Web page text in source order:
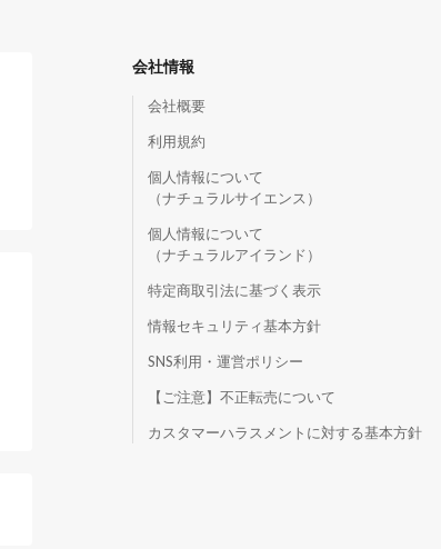
会社情報
会社概要
利用規約
個人情報について
（ナチュラルサイエンス）
個人情報について
（ナチュラルアイランド）
特定商取引法に基づく表示
情報セキュリティ基本方針
SNS利用・運営ポリシー
【ご注意】不正転売について
カスタマーハラスメントに対する基本方針